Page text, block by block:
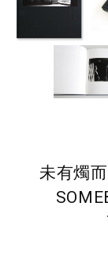
未有燭